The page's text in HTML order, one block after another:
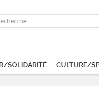
Solidarité Culture/